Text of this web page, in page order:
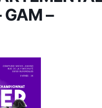
GAM –